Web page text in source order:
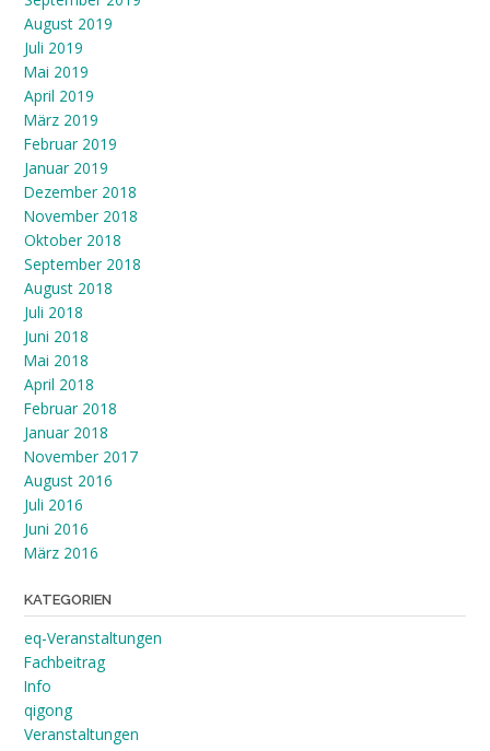
August 2019
Juli 2019
Mai 2019
April 2019
März 2019
Februar 2019
Januar 2019
Dezember 2018
November 2018
Oktober 2018
September 2018
August 2018
Juli 2018
Juni 2018
Mai 2018
April 2018
Februar 2018
Januar 2018
November 2017
August 2016
Juli 2016
Juni 2016
März 2016
KATEGORIEN
eq-Veranstaltungen
Fachbeitrag
Info
qigong
Veranstaltungen